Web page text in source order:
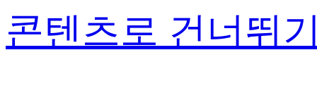
콘텐츠로 건너뛰